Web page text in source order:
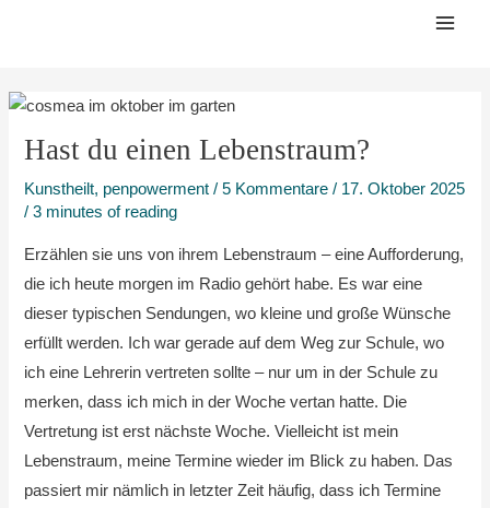
Hast du einen Lebenstraum?
Kunstheilt, penpowerment /5 Kommentare / 17. Oktober 2025
/3 minutes of reading
Erzählen sie uns von ihrem Lebenstraum – eine Aufforderung,
die ich heute morgen im Radio gehört habe. Es war eine
dieser typischen Sendungen, wo kleine und große Wünsche
erfüllt werden. Ich war gerade auf dem Weg zur Schule, wo
ich eine Lehrerin vertreten sollte – nur um in der Schule zu
merken, dass ich mich in der Woche vertan hatte. Die
Vertretung ist erst nächste Woche. Vielleicht ist mein
Lebenstraum, meine Termine wieder im Blick zu haben. Das
passiert mir nämlich in letzter Zeit häufig, dass ich Termine